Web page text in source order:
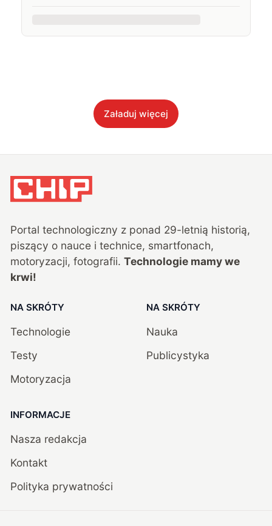
Załaduj więcej
Portal technologiczny z ponad 29-letnią historią,
piszący o nauce i technice, smartfonach,
motoryzacji, fotografii. Technologie mamy we
krwi!
NA SKRÓTY
Technologie
Testy
Motoryzacja
NA SKRÓTY
Nauka
Publicystyka
INFORMACJE
Nasza redakcja
Kontakt
Polityka prywatności